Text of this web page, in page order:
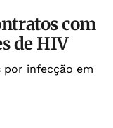
com
de HIV
por infecção em